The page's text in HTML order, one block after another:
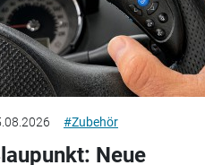
#Zubehör
Neue